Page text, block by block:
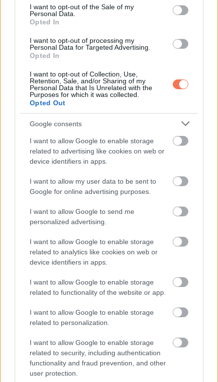
consent section.
I want to opt-out of the Sale of my
Personal Data.
Opted In
I want to opt-out of processing my
Personal Data for Targeted Advertising.
Opted In
I want to opt-out of Collection, Use,
Retention, Sale, and/or Sharing of my
Personal Data that Is Unrelated with the
Purposes for which it was collected.
Opted Out
Google consents
I want to allow Google to enable storage
related to advertising like cookies on web or
device identifiers in apps.
I want to allow my user data to be sent to
Google for online advertising purposes.
I want to allow Google to send me
personalized advertising.
I want to allow Google to enable storage
related to analytics like cookies on web or
device identifiers in apps.
I want to allow Google to enable storage
related to functionality of the website or app.
I want to allow Google to enable storage
related to personalization.
I want to allow Google to enable storage
related to security, including authentication
functionality and fraud prevention, and other
user protection.
a késztetés, hogy folyton visszaigazolást kapjon. Ilyenkor a
pillanatnyi vágy könnyen felülírhatja a józan döntést.
Ugyanakkor amikor valaki tudatosabbá válik, a novemberi
típusok nagyon hűséges partnerek lehetnek, mert pontosan
érzik a bizalom megsértésének súlyát.
A lényeg, spirituális
szemmel
A születési hónaphoz kötött „energia” legfeljebb hajlamokat
mutat, például nyugtalanságot, érzékenységet vagy erős
vágyakat. Ettől még nem irányítja az ember sorsát.
Éretlen ember bármelyik hónapban félreléphet.
A hűség nem a csillagokban dől el. Önfegyelemből,
kommunikációból és önismeretből épül.
Ha a párod a fenti hónapok egyikében született, nem kell
pánikba esni. Inkább figyeld ezeket: őszintén beszél, vállalja
az érzéseit, és a kapcsolatot választja az izgalom helyett?
Végül is a személyiségre hatással lehet sok minden, de a
viselkedést a jellem dönti el.
Oszd meg ezt a posztot: